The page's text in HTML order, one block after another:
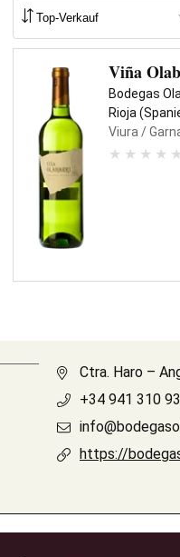
Viña
Bodegas
Rioja
Viura /
Ctra. Haro –
+34 941 310
https://